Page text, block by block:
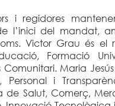
i regidores
l’inici del mandat,
Victor Grau és el
Formació
Comunitari. Maria
Personal i
de Salut, Comerç,